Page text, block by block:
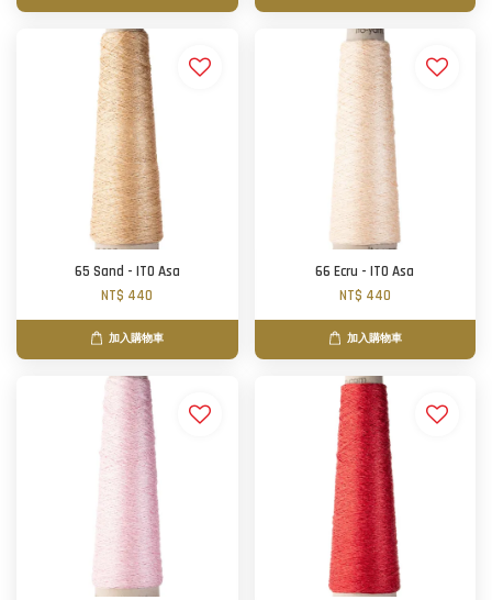
65 Sand - ITO Asa
NT$ 440
加入購物車
66 Ecru - ITO Asa
NT$ 440
加入購物車